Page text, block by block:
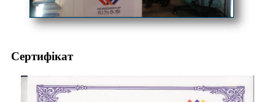
Сертифікат